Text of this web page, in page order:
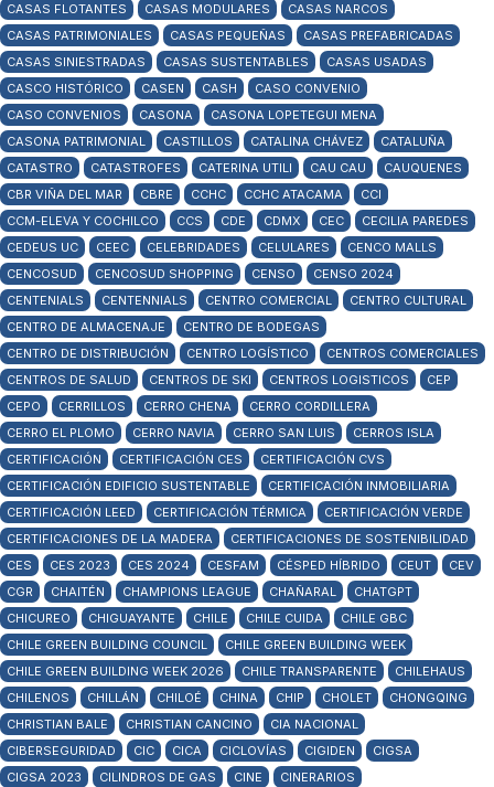
CASAS FLOTANTES
CASAS MODULARES
CASAS NARCOS
CASAS PATRIMONIALES
CASAS PEQUEÑAS
CASAS PREFABRICADAS
CASAS SINIESTRADAS
CASAS SUSTENTABLES
CASAS USADAS
CASCO HISTÓRICO
CASEN CASH
CASO CONVENIO
CASO CONVENIOS
CASONA
CASONA LOPETEGUI MENA
CASONA PATRIMONIAL
CASTILLOS CATALINA CHÁVEZ
CATALUÑA
CATASTRO
CATASTROFES CATERINA UTILI CAU CAU
CAUQUENES
CBR VIÑA DEL MAR
CBRE CCHC CCHC ATACAMA
CCI
CCM-ELEVA Y COCHILCO
CCS CDE CDMX CEC
CECILIA PAREDES
CEDEUS UC
CEEC CELEBRIDADES CELULARES
CENCO MALLS
CENCOSUD
CENCOSUD SHOPPING CENSO
CENSO 2024
CENTENIALS
CENTENNIALS CENTRO COMERCIAL
CENTRO CULTURAL
CENTRO DE ALMACENAJE
CENTRO DE BODEGAS
CENTRO DE DISTRIBUCIÓN
CENTRO LOGÍSTICO
CENTROS COMERCIALES
CENTROS DE SALUD
CENTROS DE SKI CENTROS LOGISTICOS
CEP
CEPO
CERRILLOS CERRO CHENA
CERRO CORDILLERA
CERRO EL PLOMO
CERRO NAVIA CERRO SAN LUIS
CERROS ISLA
CERTIFICACIÓN
CERTIFICACIÓN CES
CERTIFICACIÓN CVS
CERTIFICACIÓN EDIFICIO SUSTENTABLE
CERTIFICACIÓN INMOBILIARIA
CERTIFICACIÓN LEED
CERTIFICACIÓN TÉRMICA
CERTIFICACIÓN VERDE
CERTIFICACIONES DE LA MADERA
CERTIFICACIONES DE SOSTENIBILIDAD
CES
CES 2023 CES 2024 CESFAM CÉSPED HÍBRIDO CEUT
CEV
CGR
CHAITÉN CHAMPIONS LEAGUE CHAÑARAL
CHATGPT
CHICUREO
CHIGUAYANTE CHILE CHILE CUIDA
CHILE GBC
CHILE GREEN BUILDING COUNCIL
CHILE GREEN BUILDING WEEK
CHILE GREEN BUILDING WEEK 2026
CHILE TRANSPARENTE
CHILEHAUS
CHILENOS
CHILLÁN CHILOÉ CHINA CHIP CHOLET
CHONGQING
CHRISTIAN BALE
CHRISTIAN CANCINO
CIA NACIONAL
CIBERSEGURIDAD
CIC CICA CICLOVÍAS CIGIDEN
CIGSA
CIGSA 2023
CILINDROS DE GAS CINE
CINERARIOS